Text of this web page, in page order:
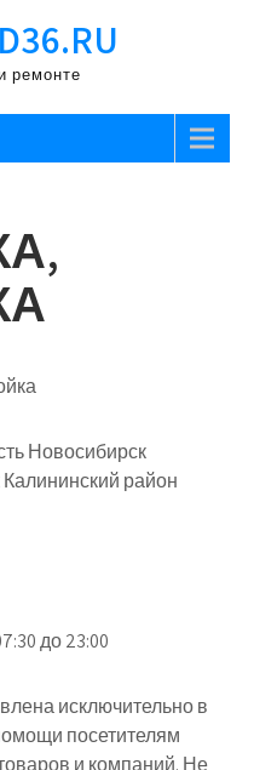
ремонте
Новосибирск
Калининский район
до 23:00
исключительно в
посетителям
и компаний. Не